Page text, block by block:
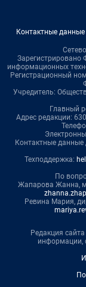
Контактные
Зарегистрировано
информационных
Регистрационный
Учредитель:
Главный
Адрес редакции:
Контактные данные
Техподдержка:
По
Жапарова Жанна,
Ревина Мария,
Редакция
информации,